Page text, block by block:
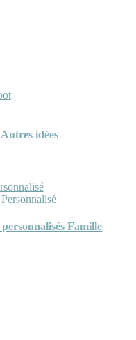
Autres idées
Famille